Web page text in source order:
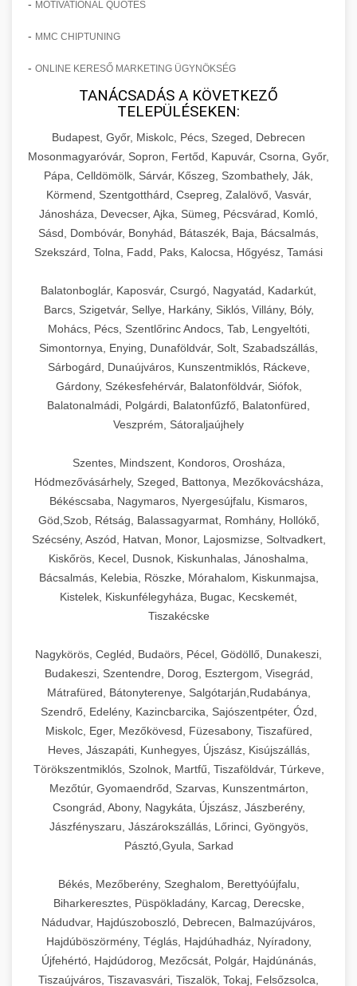
- MOTIVATIONAL QUOTES
- MMC CHIPTUNING
- ONLINE KERESŐ MARKETING ÜGYNÖKSÉG
TANÁCSADÁS A KÖVETKEZŐ
TELEPÜLÉSEKEN:
Budapest, Győr, Miskolc, Pécs, Szeged, Debrecen
Mosonmagyaróvár, Sopron, Fertőd, Kapuvár, Csorna, Győr,
Pápa, Celldömölk, Sárvár, Kőszeg, Szombathely, Ják,
Körmend, Szentgotthárd, Csepreg, Zalalövő, Vasvár,
Jánosháza, Devecser, Ajka, Sümeg, Pécsvárad, Komló,
Sásd, Dombóvár, Bonyhád, Bátaszék, Baja, Bácsalmás,
Szekszárd, Tolna, Fadd, Paks, Kalocsa, Hőgyész, Tamási
Balatonboglár, Kaposvár, Csurgó, Nagyatád, Kadarkút,
Barcs, Szigetvár, Sellye, Harkány, Siklós, Villány, Bóly,
Mohács, Pécs, Szentlőrinc Andocs, Tab, Lengyeltóti,
Simontornya, Enying, Dunaföldvár, Solt, Szabadszállás,
Sárbogárd, Dunaújváros, Kunszentmiklós, Ráckeve,
Gárdony, Székesfehérvár, Balatonföldvár, Siófok,
Balatonalmádi, Polgárdi, Balatonfűzfő, Balatonfüred,
Veszprém, Sátoraljaújhely
Szentes, Mindszent, Kondoros, Orosháza,
Hódmezővásárhely, Szeged, Battonya, Mezőkovácsháza,
Békéscsaba, Nagymaros, Nyergesújfalu, Kismaros,
Göd,Szob, Rétság, Balassagyarmat, Romhány, Hollókő,
Szécsény, Aszód, Hatvan, Monor, Lajosmizse, Soltvadkert,
Kiskőrös, Kecel, Dusnok, Kiskunhalas, Jánoshalma,
Bácsalmás, Kelebia, Röszke, Mórahalom, Kiskunmajsa,
Kistelek, Kiskunfélegyháza, Bugac, Kecskemét,
Tiszakécske
Nagykörös, Cegléd, Budaörs, Pécel, Gödöllő, Dunakeszi,
Budakeszi, Szentendre, Dorog, Esztergom, Visegrád,
Mátrafüred, Bátonyterenye, Salgótarján,Rudabánya,
Szendrő, Edelény, Kazincbarcika, Sajószentpéter, Ózd,
Miskolc, Eger, Mezőkövesd, Füzesabony, Tiszafüred,
Heves, Jászapáti, Kunhegyes, Újszász, Kisújszállás,
Törökszentmiklós, Szolnok, Martfű, Tiszaföldvár, Túrkeve,
Mezőtúr, Gyomaendrőd, Szarvas, Kunszentmárton,
Csongrád, Abony, Nagykáta, Újszász, Jászberény,
Jászfényszaru, Jászárokszállás, Lőrinci, Gyöngyös,
Pásztó,Gyula, Sarkad
Békés, Mezőberény, Szeghalom, Berettyóújfalu,
Biharkeresztes, Püspökladány, Karcag, Derecske,
Nádudvar, Hajdúszoboszló, Debrecen, Balmazújváros,
Hajdúböszörmény, Téglás, Hajdúhadház, Nyíradony,
Újfehértó, Hajdúdorog, Mezőcsát, Polgár, Hajdúnánás,
Tiszaújváros, Tiszavasvári, Tiszalök, Tokaj, Felsőzsolca,